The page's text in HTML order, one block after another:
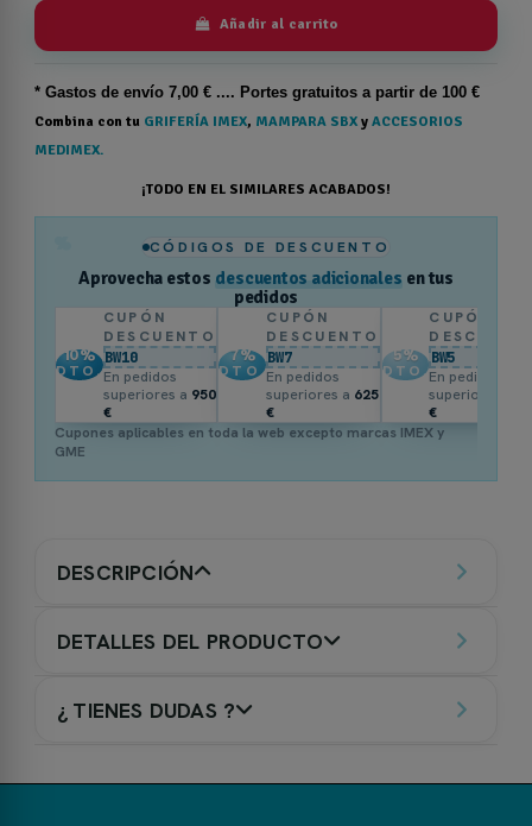
Añadir al carrito
* Gastos de envío 7,00 € .... Portes gratuitos a partir de 100 €
Combina con tu GRIFERÍA IMEX, MAMPARA SBX y ACCESORIOS
MEDIMEX.
¡TODO EN EL SIMILARES ACABADOS!
CÓDIGOS DE DESCUENTO
Aprovecha estos descuentos adicionales en tus
pedidos
10%
DTO.
CUPÓN
DESCUENTO
BW10
En pedidos
superiores a 950
€
7%
DTO.
CUPÓN
DESCUENTO
BW7
En pedidos
superiores a 625
€
5%
DTO.
CUPÓN
BW5
En pedidos
superiores a
€
Cupones aplicables en toda la web excepto marcas IMEX y
GME
DESCRIPCIÓN
DETALLES DEL PRODUCTO
¿ TIENES DUDAS ?